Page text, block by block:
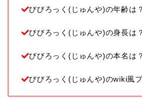
びびろっく(じゅんや)の年齢は？
びびろっく(じゅんや)の身長は？
びびろっく(じゅんや)の本名は？
びびろっく(じゅんや)のwiki風